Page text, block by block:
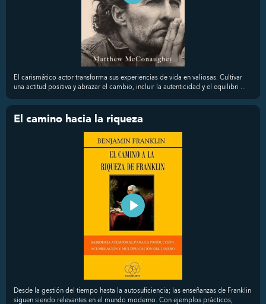
El carismático actor transforma sus experiencias de vida en valiosas. Cultivar
una actitud positiva y abrazar el cambio, incluir la autenticidad y el equilibri ...
El camino hacia la riqueza
Desde la gestión del tiempo hasta la autosuficiencia; las enseñanzas de Franklin
siguen siendo relevantes en el mundo moderno. Con ejemplos prácticos,